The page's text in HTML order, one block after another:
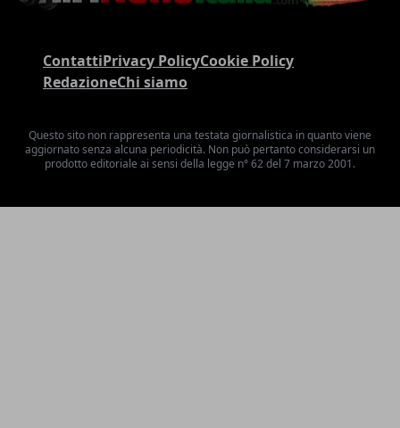
ContattiPrivacy PolicyCookie Policy
RedazioneChi siamo
Questo sito non rappresenta una testata giornalistica in quanto viene
aggiornato senza alcuna periodicità. Non può pertanto considerarsi un
prodotto editoriale ai sensi della legge n° 62 del 7 marzo 2001.